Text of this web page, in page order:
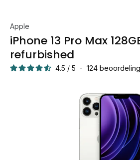
Apple
iPhone 13 Pro Max
refurbished
4.5 / 5 - 124